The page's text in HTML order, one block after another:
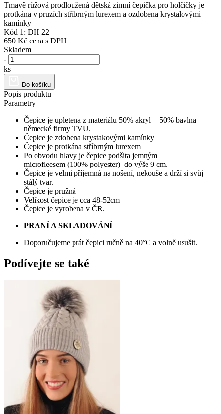
Tmavě růžová prodloužená dětská zimní čepička pro holčičky je
protkána v pruzích stříbrným lurexem a ozdobena krystalovými
kamínky
Kód 1: DH 22
650 Kč cena s DPH
Skladem
-
+
ks
Do košíku
Popis produktu
Parametry
Čepice je upletena z materiálu 50% akryl + 50% bavlna
německé firmy TVU.
Čepice je zdobena krystakovými kamínky
Čepice je protkána stříbrným lurexem
Po obvodu hlavy je čepice podšita jemným
microfleesem (100% polyester) do výše 9 cm.
Čepice je velmi příjemná na nošení, nekouše a drží si svůj
stálý tvar.
Čepice je pružná
Velikost čepice je cca 48-52cm
Čepice je vyrobena v ČR.
PRANÍ A SKLADOVÁNÍ
Doporučujeme prát čepici ručně na 40°C a volně usušit.
Podívejte se také